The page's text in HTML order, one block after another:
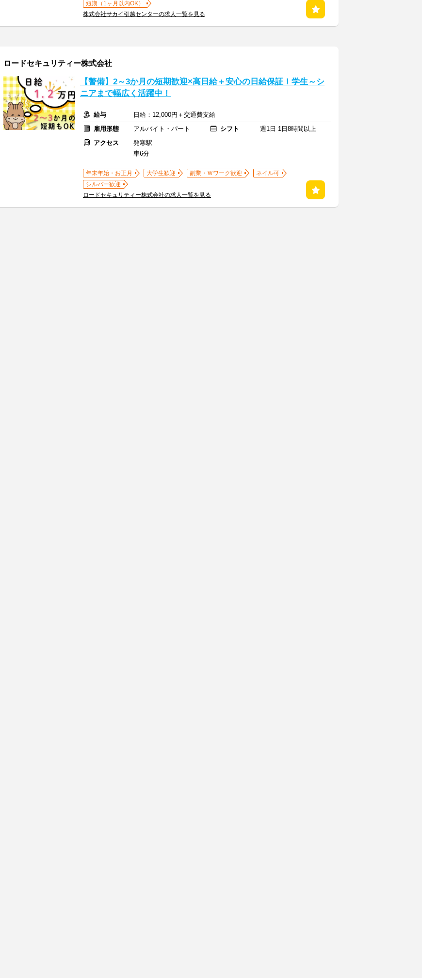
短期（1ヶ月以内OK）
株式会社サカイ引越センターの求人一覧を見る
ロードセキュリティー株式会社
【警備】2～3か月の短期歓迎×高日給＋安心の日給保証！学生～シ
ニアまで幅広く活躍中！
給与
日給：12,000円＋交通費支給
雇用形態
アルバイト・パート シフト
週1日 1日8時間以上
アクセス
発寒駅
車6分
年末年始・お正月 大学生歓迎 副業・Ｗワーク歓迎
ネイル可
シルバー歓迎
ロードセキュリティー株式会社の求人一覧を見る